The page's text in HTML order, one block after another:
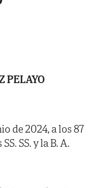
PELAYO
de 2024, a los 87
SS. y la B. A.